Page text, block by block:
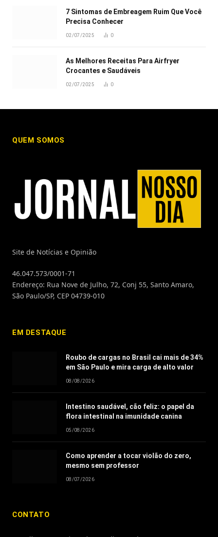
7 Sintomas de Embreagem Ruim Que Você
Precisa Conhecer
02/07/2025 0
As Melhores Receitas Para Airfryer
Crocantes e Saudáveis
02/07/2025 0
QUEM SOMOS
Site de Notícias e Opinião
46.047.573/0001-71
Endereço: Rua Nove de Julho, 72, Conj 55, Santo Amaro,
São Paulo/SP, CEP 04739-010
EM DESTAQUE
Roubo de cargas no Brasil cai mais de 34%
em São Paulo e mira carga de alto valor
08/08/2026
Intestino saudável, cão feliz: o papel da
flora intestinal na imunidade canina
05/08/2026
Como aprender a tocar violão do zero,
mesmo sem professor
08/07/2026
CONTATO